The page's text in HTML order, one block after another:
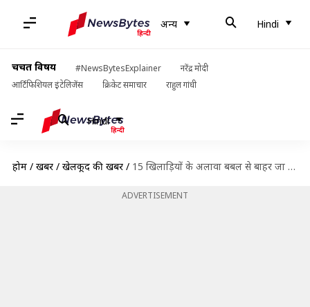
अन्य Hindi
चर्चित विषय #NewsBytesExplainer
नरेंद्र मोदी
आर्टिफिशियल इंटेलिजेंस
क्रिकेट समाचार राहुल गांधी
Hindi
होम / खबरें / खेलकूद की खबरें / 15 खिलाड़ियों के अलावा बबल से बाहर जा सकेंगे अन्य खिलाड़ी, BCCI ने दी छूट
ADVERTISEMENT